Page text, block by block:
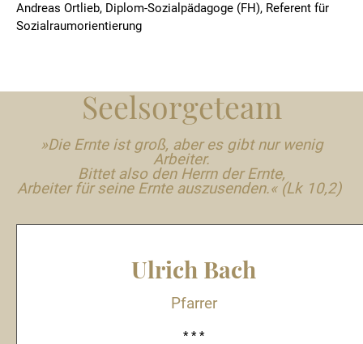
Andreas Ortlieb, Diplom-Sozialpädagoge (FH), Referent für
Sozialraumorientierung
Seelsorgeteam
»Die Ernte ist groß, aber es gibt nur wenig
Arbeiter.
Bittet also den Herrn der Ernte,
Arbeiter für seine Ernte auszusenden.« (Lk 10,2)
Ulrich Bach
Pfarrer
* * *